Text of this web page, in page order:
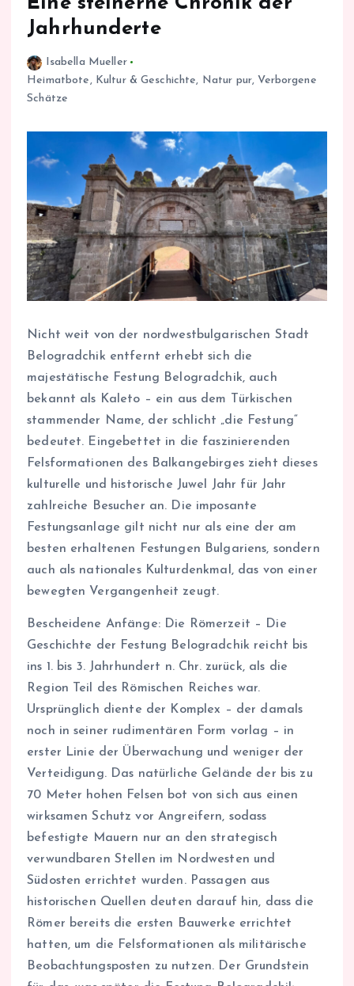
Jahrhunderte
Isabella Mueller
Heimatbote, Kultur & Geschichte, Natur pur, Verborgene
Schätze
Nicht weit von der nordwestbulgarischen Stadt
Belogradchik entfernt erhebt sich die
majestätische Festung Belogradchik, auch
bekannt als Kaleto – ein aus dem Türkischen
stammender Name, der schlicht „die Festung“
bedeutet. Eingebettet in die faszinierenden
Felsformationen des Balkangebirges zieht dieses
kulturelle und historische Juwel Jahr für Jahr
zahlreiche Besucher an. Die imposante
Festungsanlage gilt nicht nur als eine der am
besten erhaltenen Festungen Bulgariens, sondern
auch als nationales Kulturdenkmal, das von einer
bewegten Vergangenheit zeugt.
Bescheidene Anfänge: Die Römerzeit – Die
Geschichte der Festung Belogradchik reicht bis
ins 1. bis 3. Jahrhundert n. Chr. zurück, als die
Region Teil des Römischen Reiches war.
Ursprünglich diente der Komplex – der damals
noch in seiner rudimentären Form vorlag – in
erster Linie der Überwachung und weniger der
Verteidigung. Das natürliche Gelände der bis zu
70 Meter hohen Felsen bot von sich aus einen
wirksamen Schutz vor Angreifern, sodass
befestigte Mauern nur an den strategisch
verwundbaren Stellen im Nordwesten und
Südosten errichtet wurden. Passagen aus
historischen Quellen deuten darauf hin, dass die
Römer bereits die ersten Bauwerke errichtet
hatten, um die Felsformationen als militärische
Beobachtungsposten zu nutzen. Der Grundstein